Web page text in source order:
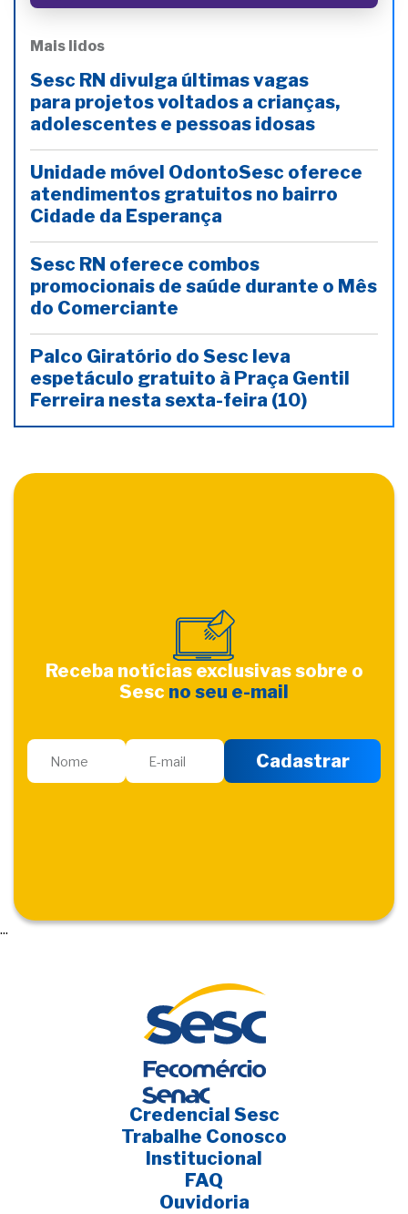
Mais lidos
Sesc RN divulga últimas vagas
para projetos voltados a crianças,
adolescentes e pessoas idosas
Unidade móvel OdontoSesc oferece
atendimentos gratuitos no bairro
Cidade da Esperança
Sesc RN oferece combos
promocionais de saúde durante o Mês
do Comerciante
Palco Giratório do Sesc leva
espetáculo gratuito à Praça Gentil
Ferreira nesta sexta-feira (10)
Receba notícias exclusivas sobre o
Sesc no seu e-mail
...
Credencial Sesc
Trabalhe Conosco
Institucional
FAQ
Ouvidoria